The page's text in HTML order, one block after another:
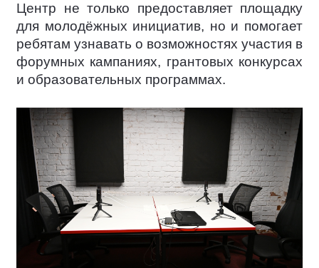
Центр не только предоставляет площадку
для молодёжных инициатив, но и помогает
ребятам узнавать о возможностях участия в
форумных кампаниях, грантовых конкурсах
и образовательных программах.